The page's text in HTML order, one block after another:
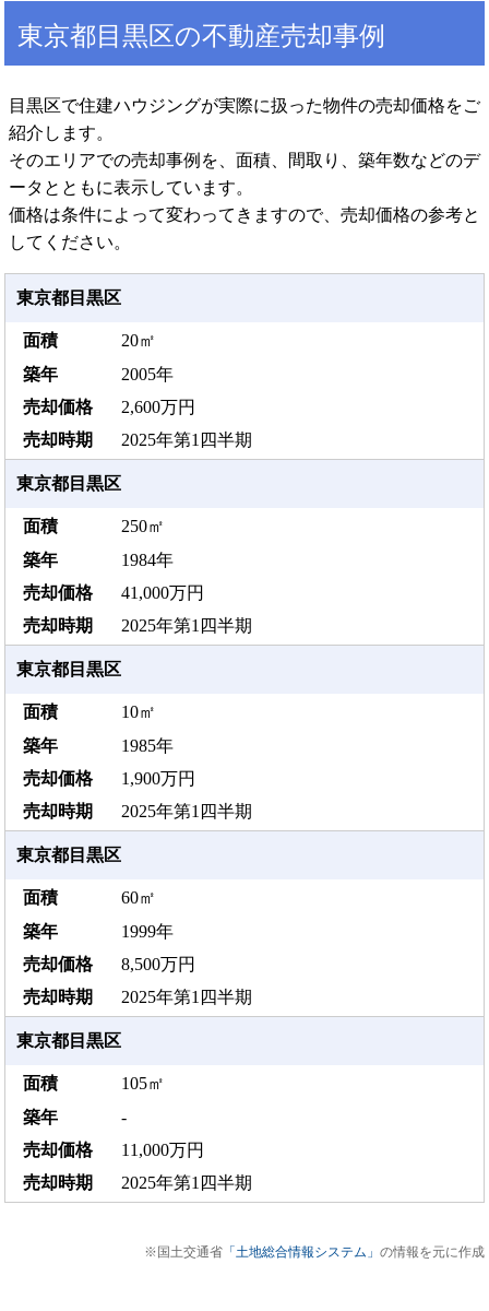
東京都目黒区の不動産売却事例
目黒区で住建ハウジングが実際に扱った物件の売却価格をご
紹介します。
そのエリアでの売却事例を、面積、間取り、築年数などのデ
ータとともに表示しています。
価格は条件によって変わってきますので、売却価格の参考と
してください。
東京都目黒区
20㎡
2005年
2,600万円
2025年第1四半期
東京都目黒区
250㎡
1984年
41,000万円
2025年第1四半期
東京都目黒区
10㎡
1985年
1,900万円
2025年第1四半期
東京都目黒区
60㎡
1999年
8,500万円
2025年第1四半期
東京都目黒区
105㎡
-
11,000万円
2025年第1四半期
※国土交通省 「土地総合情報システム」 の情報を元に作成